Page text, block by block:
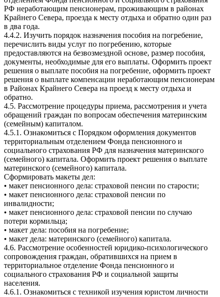
РФ неработающим пенсионерам, проживающим в районах
Крайнего Севера, проезда к месту отдыха и обратно один раз
в два года.
4.4.2. Изучить порядок назначения пособия на погребение,
перечислить виды услуг по погребению, которые
предоставляются на безвозмездной основе, размер пособия,
документы, необходимые для его выплаты. Оформить проект
решения о выплате пособия на погребение, оформить проект
решения о выплате компенсации неработающим пенсионерам
в Районах Крайнего Севера на проезд к месту отдыха и
обратно.
4.5. Рассмотрение процедуры приема, рассмотрения и учета
обращений граждан по вопросам обеспечения материнским
(семейным) капиталом.
4.5.1. Ознакомиться с Порядком оформления документов
территориальным отделением Фонда пенсионного и
социального страхования РФ для назначения материнского
(семейного) капитала. Оформить проект решения о выплате
материнского (семейного) капитала.
Сформировать макеты дел:
• макет пенсионного дела: страховой пенсии по старости;
• макет пенсионного дела: страховой пенсии по
инвалидности;
• макет пенсионного дела: страховой пенсии по случаю
потери кормильца;
• макет дела: пособия на погребение;
• макет дела: материнского (семейного) капитала.
4.6. Рассмотрение особенностей юридико-психологического
сопровождения граждан, обратившихся на прием в
территориальное отделение Фонда пенсионного и
социального страхования РФ и социальной защиты
населения.
4.6.1. Ознакомиться с техникой изучения юристом личности